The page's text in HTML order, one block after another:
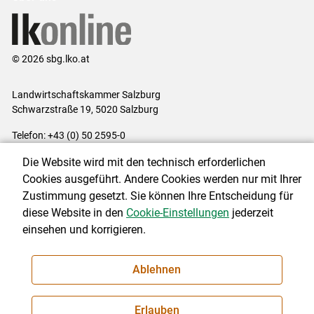
© 2026 sbg.lko.at
Landwirtschaftskammer Salzburg
Schwarzstraße 19, 5020 Salzburg
Telefon: +43 (0) 50 2595-0
Impressum|Kontakt|Datenschutzerklärung|Barrierefreiheit|
Cookie-Einstellungen
NEWSLETTER
Die Website wird mit den technisch erforderlichen
Cookies ausgeführt. Andere Cookies werden nur mit Ihrer
Zustimmung gesetzt. Sie können Ihre Entscheidung für
diese Website in den Cookie-Einstellungen jederzeit
einsehen und korrigieren.
Ablehnen
Erlauben